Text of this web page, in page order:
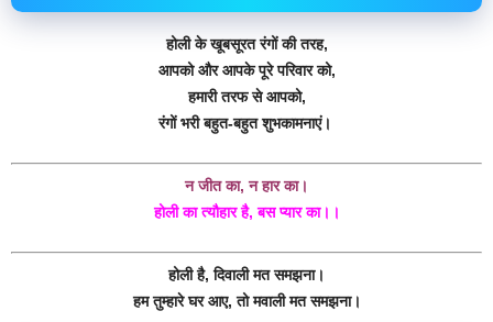
होली के खूबसूरत रंगों की तरह,
आपको और आपके पूरे परिवार को,
हमारी तरफ से आपको,
रंगों भरी बहुत-बहुत शुभकामनाएं।
न जीत का, न हार का।
होली का त्यौहार है, बस प्यार का।।
होली है, दिवाली मत समझना।
हम तुम्हारे घर आए, तो मवाली मत समझना।